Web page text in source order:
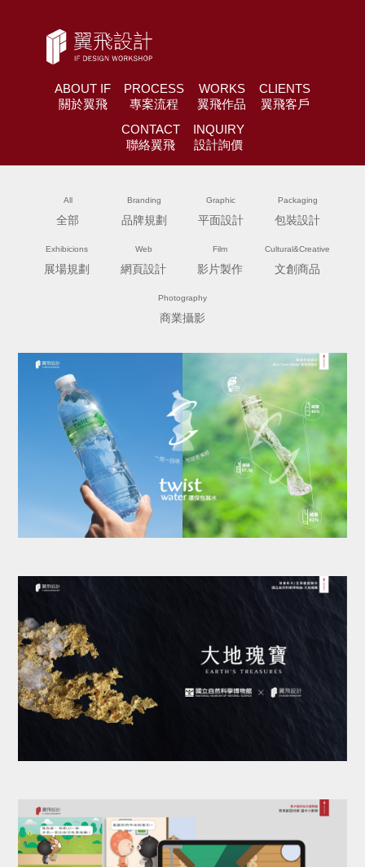
ABOUT IF
關於翼飛
PROCESS
專案流程
WORKS
翼飛作品
CLIENTS
翼飛客戶
CONTACT
聯絡翼飛
INQUIRY
設計詢價
All
全部
Branding
品牌規劃
Graphic
平面設計
Packaging
包裝設計
Exhibicions
展場規劃
Web
網頁設計
Film
影片製作
Cultural&Creative
文創商品
Photography
商業攝影